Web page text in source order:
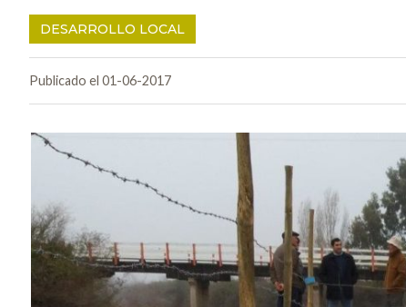
DESARROLLO LOCAL
Publicado el 01-06-2017